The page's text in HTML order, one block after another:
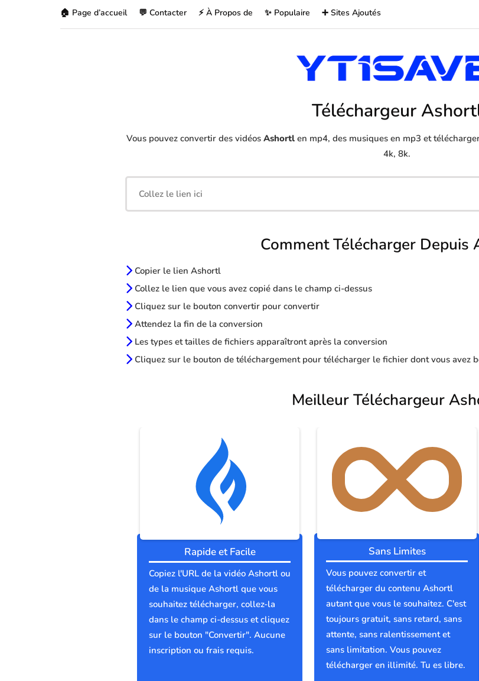
🏠 Page d’accueil 💬 Contacter ⚡ À Propos de ✨ Populaire ➕ Sites Ajoutés
Téléchargeur
Vous pouvez convertir des vidéos Ashortlen mp4, des musiques en mp3 et
4k, 8k.
Comment Télécharger Depuis
Copier le lien Ashortl
Collez le lien que vous avez copié dans le champ ci-dessus
Cliquez sur le bouton convertir pour convertir
Attendez la fin de la conversion
Les types et tailles de fichiers apparaîtront après la conversion
Cliquez sur le bouton de téléchargement pour télécharger le fichier dont vous avez
Meilleur Téléchargeur
Rapide et Facile
Copiez l'URL de la vidéo Ashortl ou
de la musique Ashortl que vous
souhaitez télécharger, collez-la
dans le champ ci-dessus et cliquez
sur le bouton "Convertir". Aucune
inscription ou frais requis.
Sans Limites
Vous pouvez convertir et
télécharger du contenu Ashortl
autant que vous le souhaitez. C'est
toujours gratuit, sans retard, sans
attente, sans ralentissement et
sans limitation. Vous pouvez
télécharger en illimité. Tu es libre.